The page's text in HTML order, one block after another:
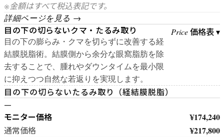
※金額はすべて税込表記です。
詳細ページを見る →
目の下の切らないクマ・たるみ取り
目の下の膨らみ・クマを切らずに改善する経
結膜脱脂術。結膜側から余分な眼窩脂肪を除
去することで、腫れやダウンタイムを最小限
に抑えつつ自然な若返りを実現します。
Price価格表 ▾
目の下の切らないたるみ取り（経結膜脱脂）
—
モニター価格 ¥174,240
通常価格 ¥217,800